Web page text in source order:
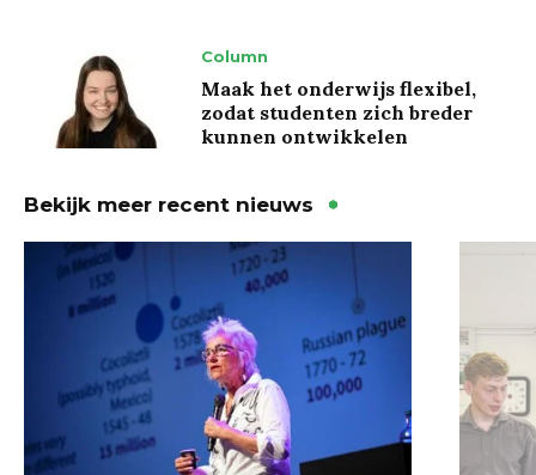
Column
Maak het onderwijs flexibel,
zodat studenten zich breder
kunnen ontwikkelen
Bekijk meer recent nieuws